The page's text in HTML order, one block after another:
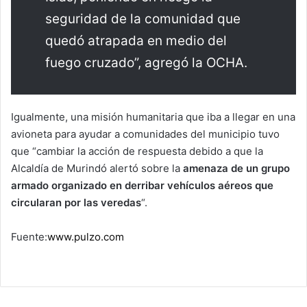
seguridad de la comunidad que
quedó atrapada en medio del
fuego cruzado”, agregó la OCHA.
Igualmente, una misión humanitaria que iba a llegar en una
avioneta para ayudar a comunidades del municipio tuvo
que “cambiar la acción de respuesta debido a que la
Alcaldía de Murindó alertó sobre la amenaza de un grupo
armado organizado en derribar vehículos aéreos que
circularan por las veredas“.
Fuente:www.pulzo.com